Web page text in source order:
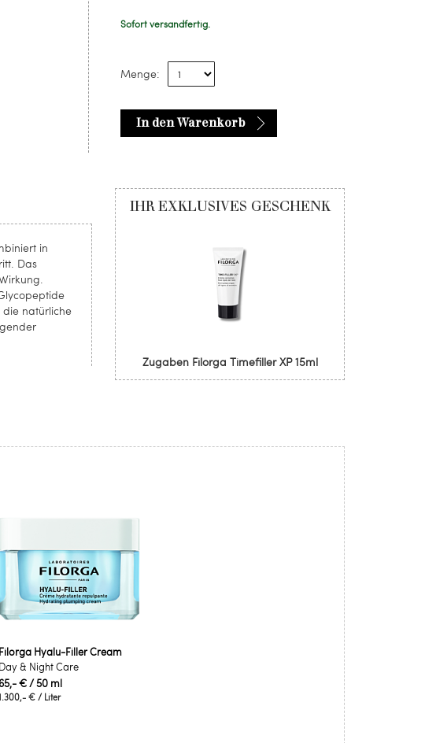
Sofort versandfertig.
Menge:
In den Warenkorb
in
Das
natürliche
IHR EXKLUSIVES GESCHENK
Zugaben Filorga Timefiller XP 15ml
Filorga Hyalu-Filler Cream
Day & Night Care
65,- €/ 50 ml
€/ Liter